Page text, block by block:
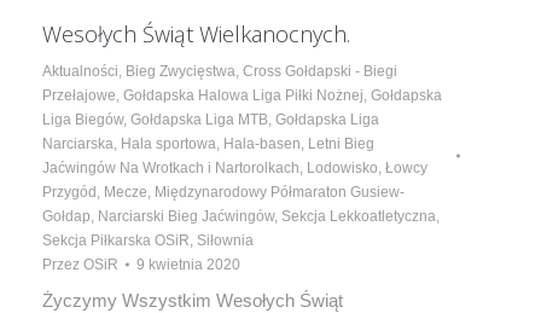
Wesołych Świąt Wielkanocnych.
Aktualności, Bieg Zwycięstwa, Cross Gołdapski - Biegi
Przełajowe, Gołdapska Halowa Liga Piłki Nożnej, Gołdapska
Liga Biegów, Gołdapska Liga MTB, Gołdapska Liga
Narciarska, Hala sportowa, Hala-basen, Letni Bieg
Jaćwingów Na Wrotkach i Nartorolkach, Lodowisko, Łowcy
Przygód , Mecze, Międzynarodowy Półmaraton Gusiew-
Gołdap, Narciarski Bieg Jaćwingów, Sekcja Lekkoatletyczna,
Sekcja Piłkarska OSiR, Siłownia
Przez OSiR 9 kwietnia 2020
Życzymy Wszystkim Wesołych Świąt